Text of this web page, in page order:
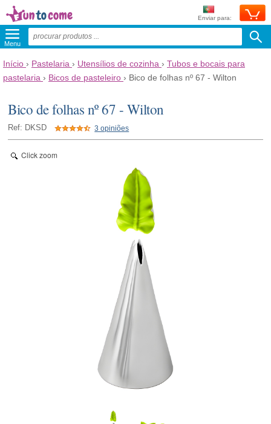
Enviar para:
Menu
Início › Pastelaria › Utensílios de cozinha › Tubos e bocais para
pastelaria › Bicos de pasteleiro › Bico de folhas nº 67 - Wilton
Bico de folhas nº 67 - Wilton
Ref: DKSD 3 opiniões
Click zoom